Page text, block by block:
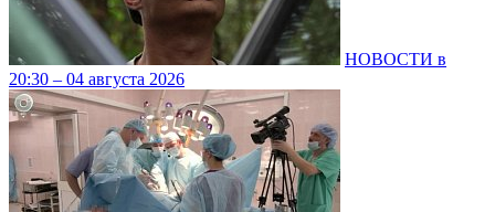
НОВОСТИ в
20:30 – 04 августа 2026